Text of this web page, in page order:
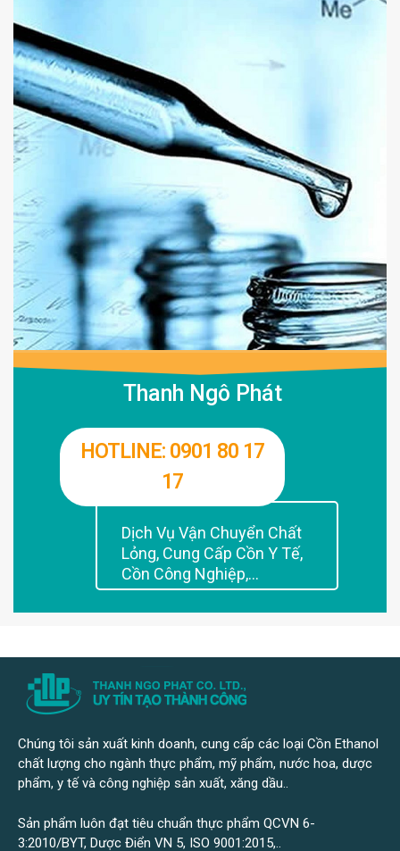
Thanh Ngô Phát
HOTLINE: 0901 80 17
17
Dịch Vụ Vận Chuyển Chất
Lỏng, Cung Cấp Cồn Y Tế,
Cồn Công Nghiệp,...
Chúng tôi sản xuất kinh doanh, cung cấp các loại Cồn Ethanol
chất lượng cho ngành thực phẩm, mỹ phẩm, nước hoa, dược
phẩm, y tế và công nghiệp sản xuất, xăng dầu..
Sản phẩm luôn đạt tiêu chuẩn thực phẩm QCVN 6-
3:2010/BYT, Dược Điển VN 5, ISO 9001:2015,..